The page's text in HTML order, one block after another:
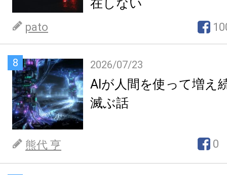
在しない
pato
8 2026/07/23
AIが人間を使って増え
滅ぶ話
熊代 亨 0